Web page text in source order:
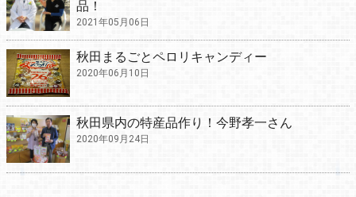
品！
2021年05月06日
秋田まるごとペロリキャンディー
2020年06月10日
秋田県内の特産品作り！今野孝一さん
2020年09月24日